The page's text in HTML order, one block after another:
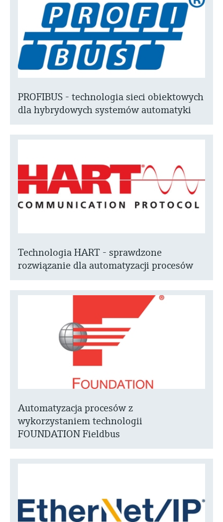
PROFIBUS - technologia sieci obiektowych
dla hybrydowych systemów automatyki
Technologia HART - sprawdzone
rozwiązanie dla automatyzacji procesów
Automatyzacja procesów z
wykorzystaniem technologii
FOUNDATION Fieldbus